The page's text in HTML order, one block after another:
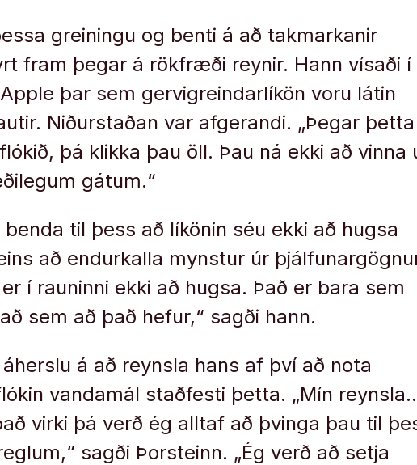
greiningu og benti á að takmarkanir
fram þegar á rökfræði reynir. Hann vísaði í
þar sem gervigreindarlíkön voru látin
Niðurstaðan var afgerandi. „Þegar
þá klikka þau öll. Þau ná ekki að vinna
gátum.“
til þess að líkönin séu ekki að hugsa
að endurkalla mynstur úr
í rauninni ekki að hugsa. Það er bara sem
sem að það hefur,“ sagði hann.
á að reynsla hans af því að nota
vandamál staðfesti þetta. „Mín
virki þá verð ég alltaf að þvinga þau til
sagði Þorsteinn. „Ég verð að setja